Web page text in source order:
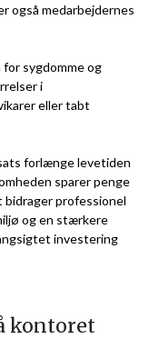
også medarbejdernes
sygdomme og
i
eller tabt
forlænge levetiden
sparer penge
bidrager professionel
og en stærkere
investering
kontoret